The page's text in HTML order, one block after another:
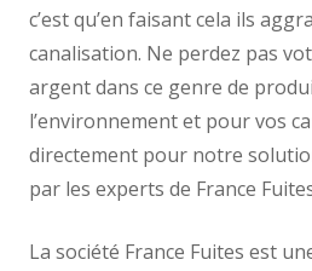
c’est qu’en faisant cela ils
canalisation. Ne perdez pas
argent dans ce genre de
l’environnement et pour vos
directement pour notre
par les experts de France
La société France Fuites est